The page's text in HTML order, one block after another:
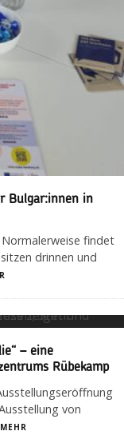
Bulgar:innen in
findet
drinnen und
– eine
Rübekamp
von
MEHR